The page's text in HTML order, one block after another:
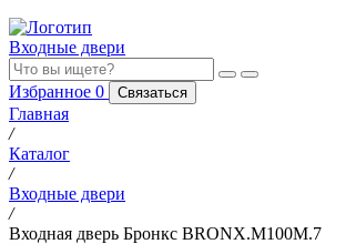
Входные двери
Избранное 0 Связаться
Главная
/
Каталог
/
Входные двери
/
Входная дверь Бронкс BRONX.M100M.7